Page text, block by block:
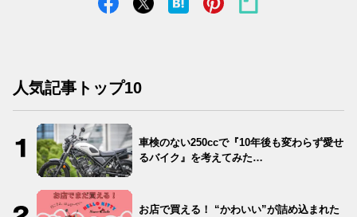
人気記事トップ10
車検のない250ccで『10年後も変わらず愛せ
るバイク』を考えてみた…
お店で買える！ “かわいい”が詰め込まれた